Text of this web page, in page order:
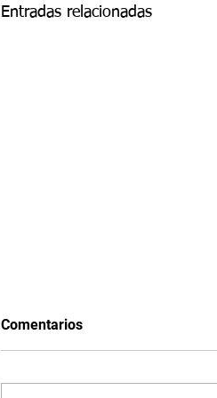
Entradas relacionadas
Comentarios